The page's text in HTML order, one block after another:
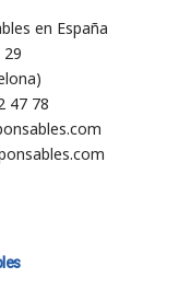
en España
29
47 78